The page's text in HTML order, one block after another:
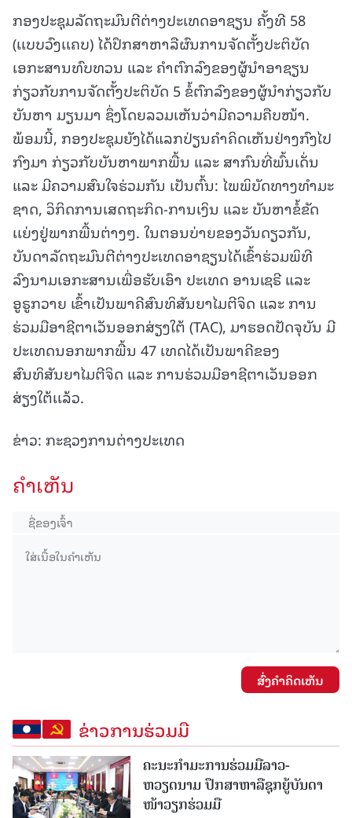
ກອງປະຊຸມລັດຖະມົນຕີຕ່າງປະເທດອາຊຽນ ຄັ້ງທີ 58
(ເເບບວົງເເຄບ) ໄດ້ປຶກສາຫາລືຜົນການຈັດຕັ້ງປະຕິບັດ
ເອກະສານທົບທວນ ແລະ ຄໍາຕົກລົງຂອງຜູ້ນໍາອາຊຽນ
ກ່ຽວກັບການຈັດຕັ້ງປະຕິບັດ 5 ຂໍ້ຕົກລົງຂອງຜູ້ນໍາກ່ຽວກັບ
ບັນຫາ ມຽນມາ ຊຶ່ງໂດຍລວມເຫັນວ່າມີຄວາມຄືບໜ້າ.
ພ້ອມນີ້, ກອງປະຊຸມຍັງໄດ້ແລກປ່ຽນຄໍາຄິດເຫັນຢ່າງກົງໄປ
ກົງມາ ກ່ຽວກັບບັນຫາພາກພື້ນ ແລະ ສາກົນທີ່ພົ້ນເດັ່ນ
ແລະ ມີຄວາມສົນໃຈຮ່ວມກັນ ເປັນຕົ້ນ: ໄພພິບັດທາງທໍາມະ
ຊາດ, ວິກິດການເສດຖະກິດ-ການເງິນ ແລະ ບັນຫາຂໍ້ຂັດ
ເເຍ່ງຢູ່ພາກພື້ນຕ່າງໆ. ໃນຕອນບ່າຍຂອງວັນດຽວກັນ,
ບັນດາລັດຖະມົນຕີຕ່າງປະເທດອາຊຽນໄດ້ເຂົ້າຮ່ວມພິທີ
ລົງນາມເອກະສານເພື່ອຮັບເອົາ ປະເທດ ອານເຊຣີ ແລະ
ອູຣູກວາຍ ເຂົ້າເປັນພາຄີສົນທິສັນຍາໄມຕີຈິດ ແລະ ການ
ຮ່ວມມືອາຊີຕາເວັນອອກສ່ຽງໃຕ້ (TAC), ມາຮອດປັດຈຸບັນ ມີ
ປະເທດນອກພາກພື້ນ 47 ເທດໄດ້ເປັນພາຄີຂອງ
ສົນທິສັນຍາໄມຕີຈິດ ແລະ ການຮ່ວມມືອາຊີຕາເວັນອອກ
ສ່ຽງໃຕ້ເເລ້ວ.
ຂ່າວ: ກະຊວງການຕ່າງປະເທດ
ຄໍາເຫັນ
ສົ່ງຄໍາຄິດເຫັນ
ຂ່າວການຮ່ວມມື
ຄະນະກໍາມະການຮ່ວມມືລາວ-
ຫວຽດນາມ ປຶກສາຫາລືຊຸກຍູ້ບັນດາ
ໜ້າວຽກຮ່ວມມື